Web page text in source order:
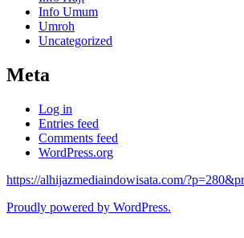
Info Umum
Umroh
Uncategorized
Meta
Log in
Entries feed
Comments feed
WordPress.org
https://alhijazmediaindowisata.com/
Proudly powered by WordPress.